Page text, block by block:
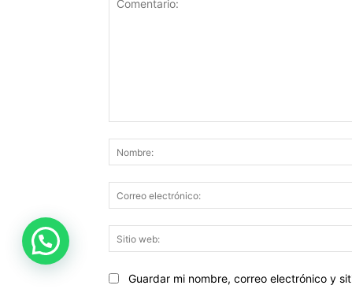
Guardar mi nombre, correo electrónico y